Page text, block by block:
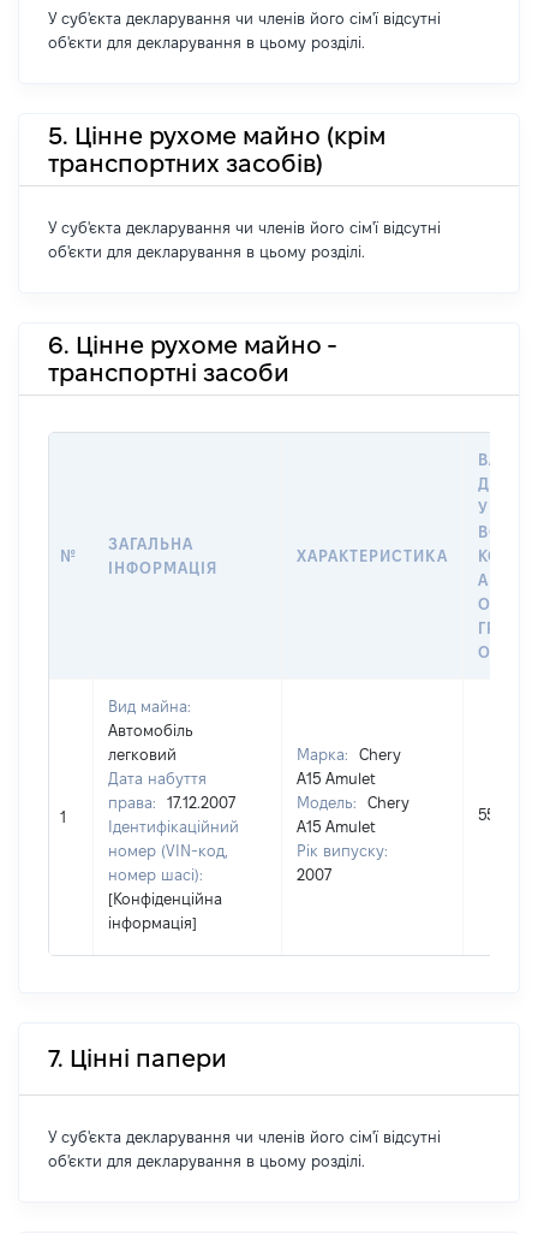
У суб'єкта декларування чи членів його сім'ї відсутні
об'єкти для декларування в цьому розділі.
5. Цінне рухоме майно (крім
транспортних засобів)
У суб'єкта декларування чи членів його сім'ї відсутні
об'єкти для декларування в цьому розділі.
6. Цінне рухоме майно -
транспортні засоби
№
ЗАГАЛЬНА
ІНФОРМАЦІЯ
ХАРАКТЕРИСТИКА
ДАТУ
У
АБО
1
Вид майна:
Автомобіль
легковий
Дата набуття
права:
17.12.2007
Ідентифікаційний
номер (VIN-код,
номер шасі):
[Конфіденційна
інформація]
Марка:
Chery
A15 Amulet
Модель:
Chery
A15 Amulet
Рік випуску:
2007
55423
7. Цінні папери
У суб'єкта декларування чи членів його сім'ї відсутні
об'єкти для декларування в цьому розділі.